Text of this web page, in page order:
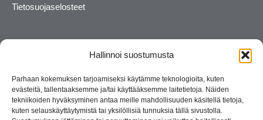
Hallinnoi suostumusta
Parhaan kokemuksen tarjoamiseksi käytämme teknologioita, kuten
evästeitä, tallentaaksemme ja/tai käyttääksemme laitetietoja. Näiden
tekniikoiden hyväksyminen antaa meille mahdollisuuden käsitellä tietoja,
kuten selauskäyttäytymistä tai yksilöllisiä tunnuksia tällä sivustolla.
Tietosuojaselosteet